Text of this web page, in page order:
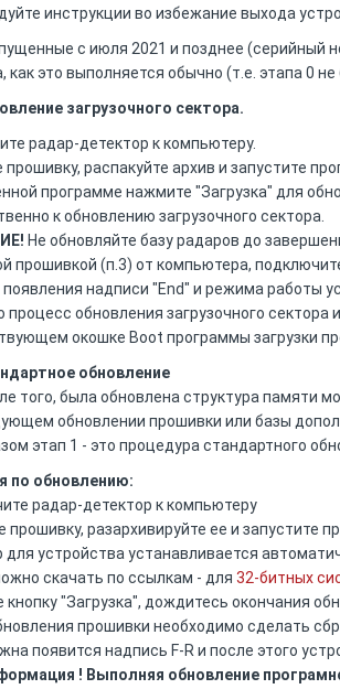
инструкции во избежание выхода
с июля 2021 и позднее (серийный
как это выполняется обычно (т.е. этапа 0 не
загрузочного сектора.
радар-детектор к компьютеру.
прошивку, распакуйте архив и запустите
программе нажмите "Загрузка" для
к обновлению загрузочного сектора.
Не обновляйте базу радаров до
прошивкой (п.3) от компьютера,
надписи "End" и режима работы
процесс обновления загрузочного
окошке Boot программы загрузки
обновление
того, была обновлена структура памяти
обновлении прошивки или базы
этап 1 - это процедура стандартного
по обновлению:
радар-детектор к компьютеру
прошивку, разархивируйте ее и запустите
устройства устанавливается
скачать по ссылкам - для 32-битных
кнопку "Загрузка", дождитесь окончания
прошивки необходимо cделать
появится надпись F-R и после этого
! Выполняя обновление